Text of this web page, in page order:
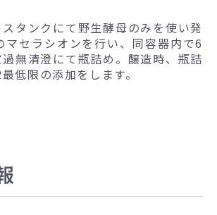
タンクにて野生酵母のみを使い発
マセラシオンを行い、同容器内で6
無清澄にて瓶詰め。醸造時、瓶詰
低限の添加をします。